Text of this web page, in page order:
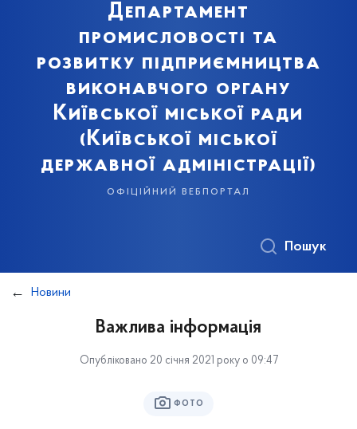
Департамент
промисловості та
розвитку підприємництва
виконавчого органу
Київської міської ради
(Київської міської
державної адміністрації)
офіційний вебпортал
Пошук
Новини
Важлива інформація
Опубліковано 20 січня 2021 року о 09:47
ФОТО